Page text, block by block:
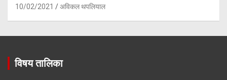
10/02/2021 अविकल थपलियाल
विषय तालिका